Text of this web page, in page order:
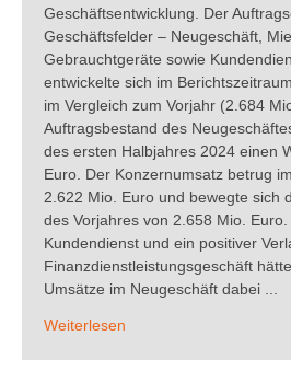
Geschäftsentwicklung. Der
Geschäftsfelder – Neugeschäft,
Gebrauchtgeräte sowie
entwickelte sich im
im Vergleich zum Vorjahr (2.684
Auftragsbestand des
des ersten Halbjahres 2024 einen
Euro. Der Konzernumsatz betrug
2.622 Mio. Euro und bewegte sich
des Vorjahres von 2.658 Mio.
Kundendienst und ein positiver
Finanzdienstleistungsgeschäft
Umsätze im Neugeschäft dabei ...
Weiterlesen